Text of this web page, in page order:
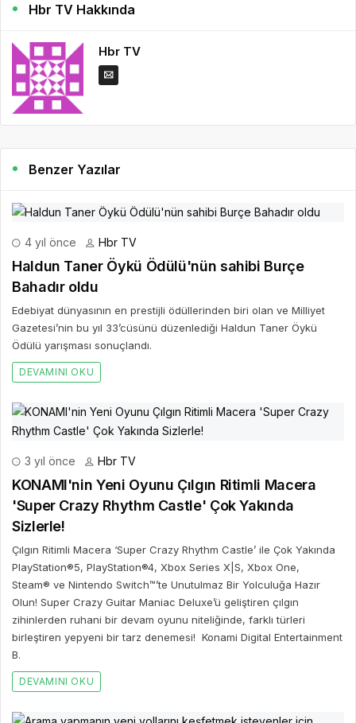
Hbr TV Hakkında
Hbr TV
Benzer Yazılar
4 yıl önce Hbr TV
Haldun Taner Öykü Ödülü'nün sahibi Burçe
Bahadır oldu
Edebiyat dünyasının en prestijli ödüllerinden biri olan ve Milliyet
Gazetesi’nin bu yıl 33’cüsünü düzenlediği Haldun Taner Öykü
Ödülü yarışması sonuçlandı.
DEVAMINI OKU
3 yıl önce Hbr TV
KONAMI'nin Yeni Oyunu Çılgın Ritimli Macera
'Super Crazy Rhythm Castle' Çok Yakında
Sizlerle!
Çılgın Ritimli Macera ‘Super Crazy Rhythm Castle’ ile Çok Yakında
PlayStation®5, PlayStation®4, Xbox Series X|S, Xbox One,
Steam® ve Nintendo Switch™’te Unutulmaz Bir Yolculuğa Hazır
Olun! Super Crazy Guitar Maniac Deluxe’ü geliştiren çılgın
zihinlerden ruhani bir devam oyunu niteliğinde, farklı türleri
birleştiren yepyeni bir tarz denemesi! Konami Digital Entertainment
B.
DEVAMINI OKU